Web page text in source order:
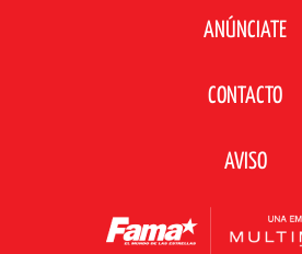
ANÚNCIATE
CONTACTO
AVISO